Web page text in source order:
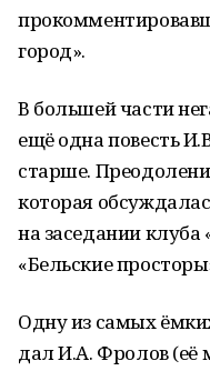
город».
В большей части
ещё одна повесть
старше.
которая
на заседании
«Бельские
Одну из самых
дал И.А. Фролов (её